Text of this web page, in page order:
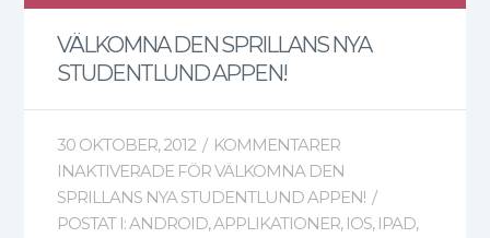
VÄLKOMNA DEN SPRILLANS NYA
STUDENTLUND APPEN!
30 OKTOBER, 2012 / KOMMENTARER
INAKTIVERADE FÖR VÄLKOMNA DEN
SPRILLANS NYA STUDENTLUND APPEN! /
POSTAT I:ANDROID,APPLIKATIONER, IOS, IPAD,